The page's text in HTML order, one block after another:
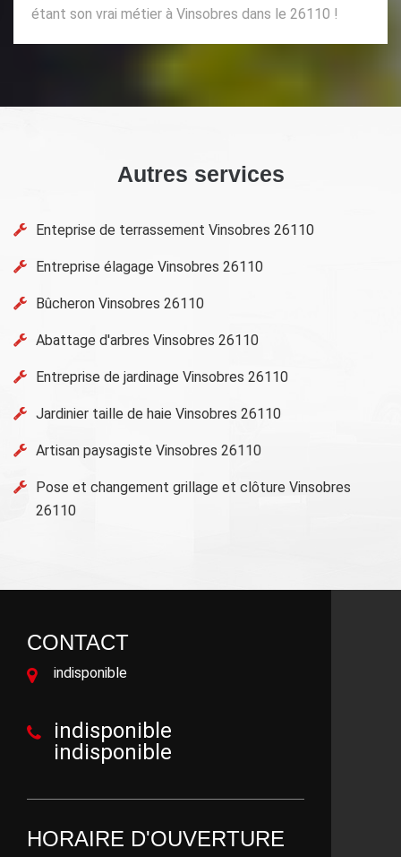
étant son vrai métier à Vinsobres dans le 26110 !
Autres services
Enteprise de terrassement Vinsobres 26110
Entreprise élagage Vinsobres 26110
Bûcheron Vinsobres 26110
Abattage d'arbres Vinsobres 26110
Entreprise de jardinage Vinsobres 26110
Jardinier taille de haie Vinsobres 26110
Artisan paysagiste Vinsobres 26110
Pose et changement grillage et clôture Vinsobres
26110
CONTACT
indisponible
indisponible
indisponible
HORAIRE D'OUVERTURE